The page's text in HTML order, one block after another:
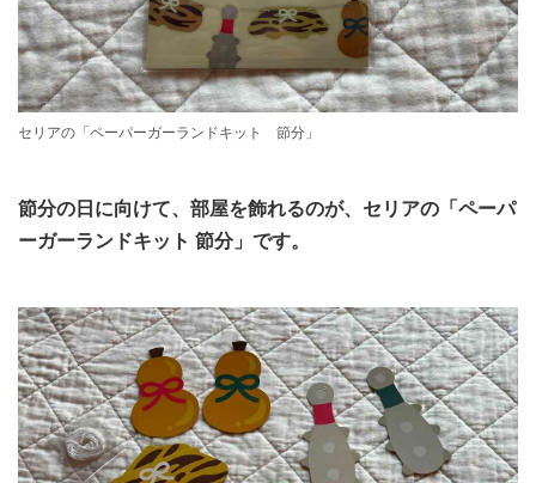
セリアの「ペーパーガーランドキット 節分」
節分の日に向けて、部屋を飾れるのが、セリアの「ペーパ
ーガーランドキット 節分」です。